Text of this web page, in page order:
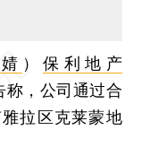
）保利地产
称，公司通过合
拉区克莱蒙地